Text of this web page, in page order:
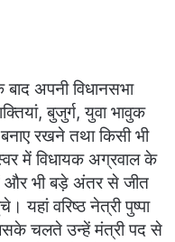
अपनी विधानसभा
बुजुर्ग, युवा भावुक
रखने तथा किसी भी
में विधायक अग्रवाल के
और भी बड़े अंतर से जीत
यहां वरिष्ठ नेत्री पुष्पा
चलते उन्हें मंत्री पद से